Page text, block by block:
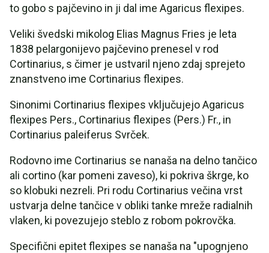
to gobo s pajčevino in ji dal ime Agaricus flexipes.
Veliki švedski mikolog Elias Magnus Fries je leta
1838 pelargonijevo pajčevino prenesel v rod
Cortinarius, s čimer je ustvaril njeno zdaj sprejeto
znanstveno ime Cortinarius flexipes.
Sinonimi Cortinarius flexipes vključujejo Agaricus
flexipes Pers., Cortinarius flexipes (Pers.) Fr., in
Cortinarius paleiferus Svrček.
Rodovno ime Cortinarius se nanaša na delno tančico
ali cortino (kar pomeni zaveso), ki pokriva škrge, ko
so klobuki nezreli. Pri rodu Cortinarius večina vrst
ustvarja delne tančice v obliki tanke mreže radialnih
vlaken, ki povezujejo steblo z robom pokrovčka.
Specifični epitet flexipes se nanaša na "upognjeno